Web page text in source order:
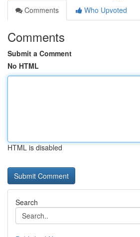
Comments
Who Upvoted
Comments
Submit a Comment
No HTML
HTML is disabled
Search